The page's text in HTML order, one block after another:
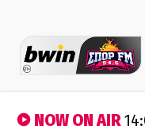
NOW ON AIR